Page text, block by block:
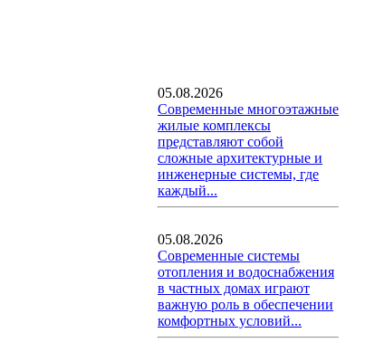
05.08.2026
Современные многоэтажные
жилые комплексы
представляют собой
сложные архитектурные и
инженерные системы, где
каждый...
05.08.2026
Современные системы
отопления и водоснабжения
в частных домах играют
важную роль в обеспечении
комфортных условий...